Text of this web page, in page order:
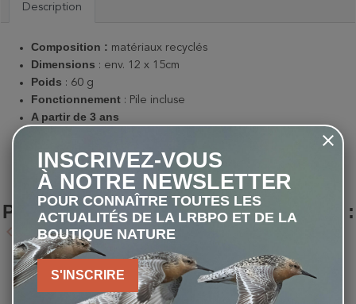
Description
Composition : matériaux recyclés
Dimensions : env. 12 x 15cm
Poids : 60 g
Fonctionnement : Pile incluse
A partir de 3 ans
LES CLIENTS QUI ONT ACHETÉ CE
PRODUIT ONT ÉGALEMENT ACHETÉ :
Précédent
keyboard_arrow_left Suivant
keyboard_arrow_right
favorite_border favorite_border
INSCRIVEZ-VOUS
À NOTRE NEWSLETTER
POUR CONNAÎTRE TOUTES LES
ACTUALITÉS DE LA LRBPO ET DE LA
BOUTIQUE NATURE
S'INSCRIRE